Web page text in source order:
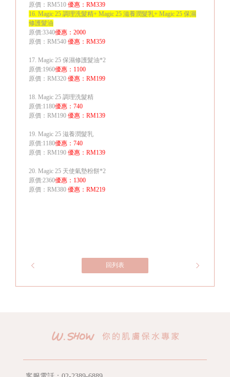
原價： RM510 優惠： RM339
16. Magic 25 調理洗髮精+ Magic 25 滋養潤髮乳+ Magic 25 保濕
修護髮油
原價:3340優惠： 2000
原價： RM540 優惠： RM359
17. Magic 25 保濕修護髮油*2
原價:1960優惠： 1100
原價： RM320 優惠： RM199
18. Magic 25 調理洗髮精
原價:1180優惠： 740
原價： RM190 優惠： RM139
19. Magic 25 滋養潤髮乳
原價:1180優惠： 740
原價： RM190 優惠： RM139
20. Magic 25 天使氣墊粉餅*2
原價:2360優惠： 1300
原價： RM380 優惠： RM219
回列表